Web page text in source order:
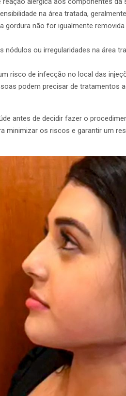
na área tratada,
gordura não for igualmente
nódulos ou irregularidades na área
risco de infecção no local das
podem precisar de tratamentos
antes de decidir fazer o
minimizar os riscos e garantir um